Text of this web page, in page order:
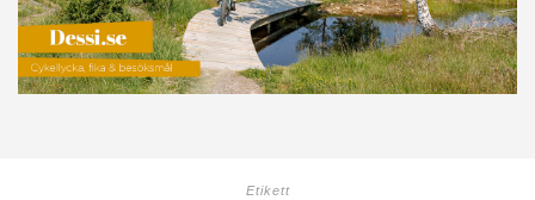
Etikett